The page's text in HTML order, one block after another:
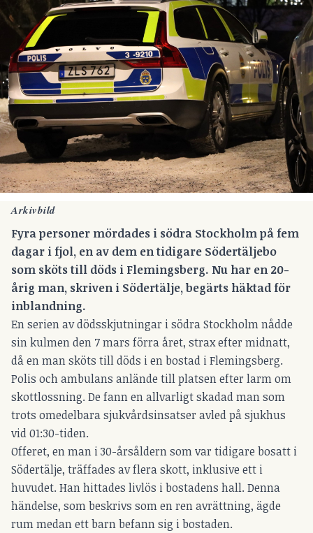
Arkivbild
Fyra personer mördades i södra Stockholm på fem
dagar i fjol, en av dem en tidigare Södertäljebo
som sköts till döds i Flemingsberg. Nu har en 20-
årig man, skriven i Södertälje, begärts häktad för
inblandning.
En serien av dödsskjutningar i södra Stockholm nådde
sin kulmen den 7 mars förra året, strax efter midnatt,
då en man sköts till döds i en bostad i Flemingsberg.
Polis och ambulans anlände till platsen efter larm om
skottlossning. De fann en allvarligt skadad man som
trots omedelbara sjukvårdsinsatser avled på sjukhus
vid 01:30-tiden.
Offeret, en man i 30-årsåldern som var tidigare bosatt i
Södertälje, träffades av flera skott, inklusive ett i
huvudet. Han hittades livlös i bostadens hall. Denna
händelse, som beskrivs som en ren avrättning, ägde
rum medan ett barn befann sig i bostaden.